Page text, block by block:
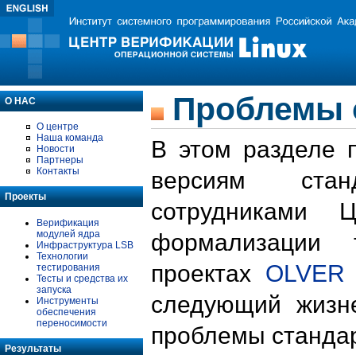
О НАС
О центре
Наша команда
Новости
Партнеры
Контакты
Проекты
Верификация
модулей ядра
Инфраструктура LSB
Технологии
тестирования
Тесты и средства их
запуска
Инструменты
обеспечения
переносимости
Результаты
Проблемы
В этом разделе
версиям
формализации
проектах OLVER
следующий
проблемы